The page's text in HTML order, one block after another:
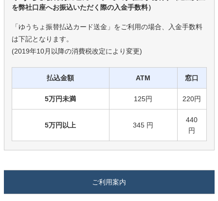
を弊社口座へお振込いただく際の入金手数料）
「ゆうちょ振替払込カード送金」をご利用の場合、入金手数料
は下記となります。
(2019年10月以降の消費税改定により変更)
払込金額 ATM 窓口
5万円未満 125円 220円
5万円以上 345 円
440
円
ご利用案内